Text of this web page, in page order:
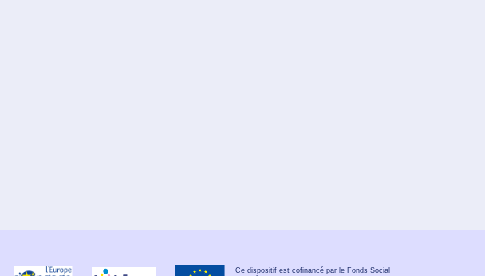
Ce dispositif est cofinancé par le Fonds Social